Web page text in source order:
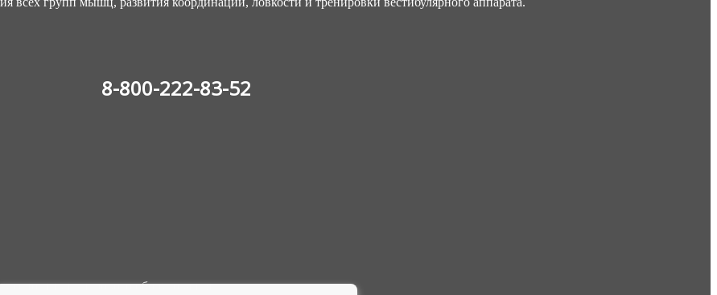
8-800-222-83-52
спортивно-игрового оборудования